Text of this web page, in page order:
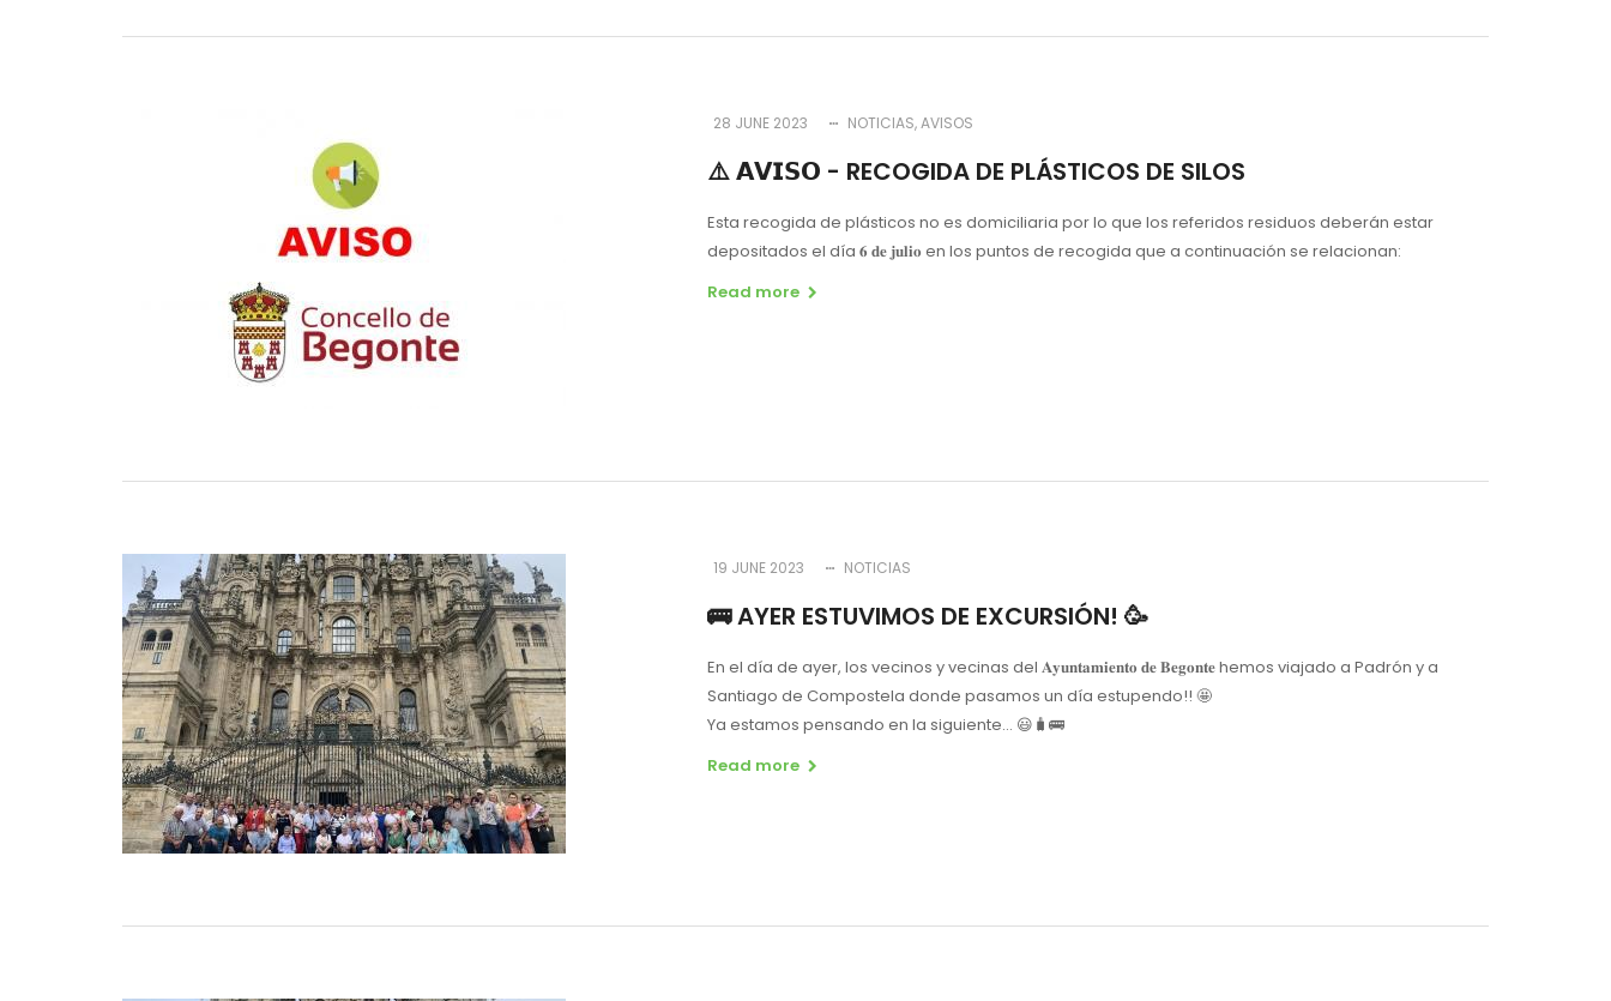
28 JUNE 2023 NOTICIAS AVISOS
⚠️ 𝗔𝗩𝗜𝗦𝗢 - RECOGIDA DE PLÁSTICOS DE SILOS
Esta recogida de plásticos no es domiciliaria por lo que los referidos residuos deberán estar
depositados el día 𝟔 𝐝𝐞 𝐣𝐮𝐥𝐢𝐨 en los puntos de recogida que a continuación se relacionan:
Read more
19 JUNE 2023 NOTICIAS
🚌 AYER ESTUVIMOS DE EXCURSIÓN! 🥳
En el día de ayer, los vecinos y vecinas del 𝐀𝐲𝐮𝐧𝐭𝐚𝐦𝐢𝐞𝐧𝐭𝐨 𝐝𝐞 𝐁𝐞𝐠𝐨𝐧𝐭𝐞 hemos viajado a Padrón y a
Santiago de Compostela donde pasamos un día estupendo!! 🤩
Ya estamos pensando en la siguiente… 😃🧳🚌
Read more